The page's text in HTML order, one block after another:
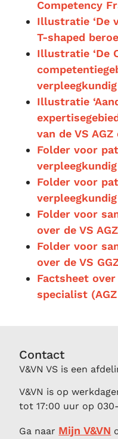
Competency
Illustratie ‘De
T-shaped
Illustratie ‘De
Illustratie
van de VS AGZ
Folder voor
Folder voor
Folder voor
over de VS AGZ
Folder voor
over de VS
Factsheet
specialist (AGZ
Contact
V&VN VS is een
V&VN is op
tot 17:00 uur op
Ga naar Mijn V&VN